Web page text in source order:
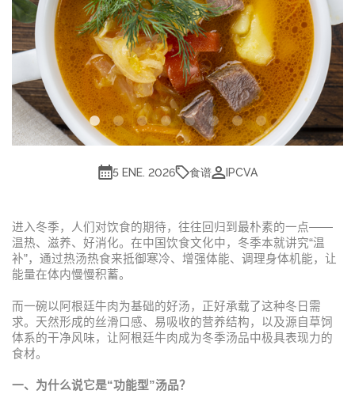
5 ENE. 2026 食谱 IPCVA
进入冬季，人们对饮食的期待，往往回归到最朴素的一点——
温热、滋养、好消化。在中国饮食文化中，冬季本就讲究“温
补”，通过热汤热食来抵御寒冷、增强体能、调理身体机能，让
能量在体内慢慢积蓄。
而一碗以阿根廷牛肉为基础的好汤，正好承载了这种冬日需
求。天然形成的丝滑口感、易吸收的营养结构，以及源自草饲
体系的干净风味，让阿根廷牛肉成为冬季汤品中极具表现力的
食材。
一、为什么说它是“功能型”汤品？